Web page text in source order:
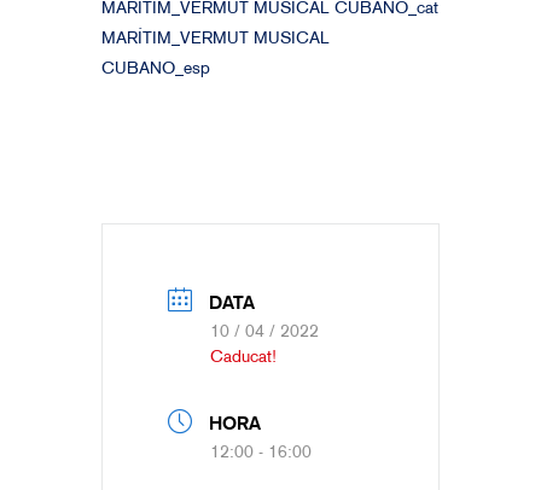
MARÍTIM_VERMUT MUSICAL CUBANO_cat
MARÍTIM_VERMUT MUSICAL
CUBANO_esp
DATA
10 / 04 / 2022
Caducat!
HORA
12:00 - 16:00